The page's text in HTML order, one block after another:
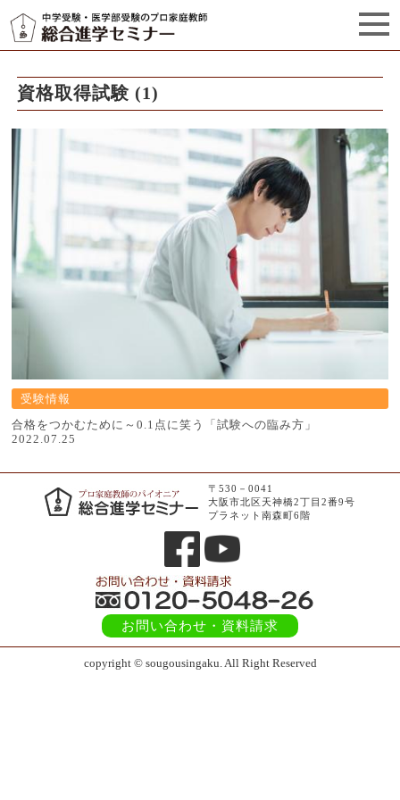
セミナーからのお知らせ（5）
資格取得試験 (1)
受験情報
合格をつかむために～0.1点に笑う「試験への臨み方」
2022.07.25
〒530－0041
大阪市北区天神橋2丁目2番9号
プラネット南森町6階
お問い合わせ ・資料請求
copyright © sougousingaku. All Right Reserved